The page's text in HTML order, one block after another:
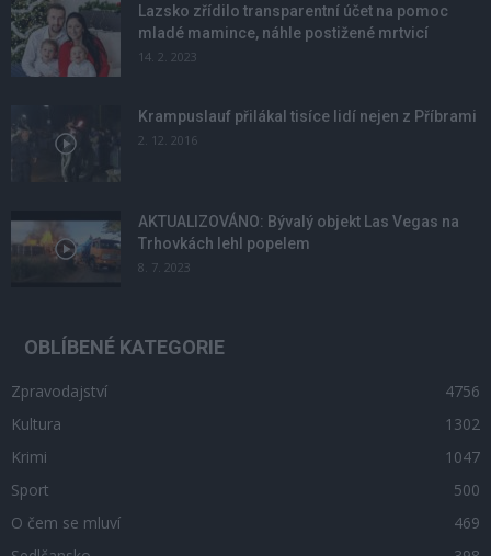
Lazsko zřídilo transparentní účet na pomoc
mladé mamince, náhle postižené mrtvicí
14. 2. 2023
Krampuslauf přilákal tisíce lidí nejen z Příbrami
2. 12. 2016
AKTUALIZOVÁNO: Bývalý objekt Las Vegas na
Trhovkách lehl popelem
8. 7. 2023
OBLÍBENÉ KATEGORIE
Zpravodajství
4756
Kultura
1302
Krimi
1047
Sport
500
O čem se mluví
469